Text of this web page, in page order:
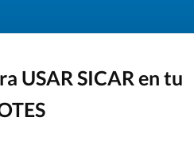
USAR SICAR en tu